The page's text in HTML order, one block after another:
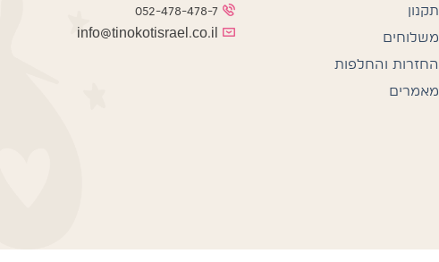
תקנון
משלוחים
החזרות והחלפות
מאמרים
052-478-478-7
info@tinokotisrael.co.il